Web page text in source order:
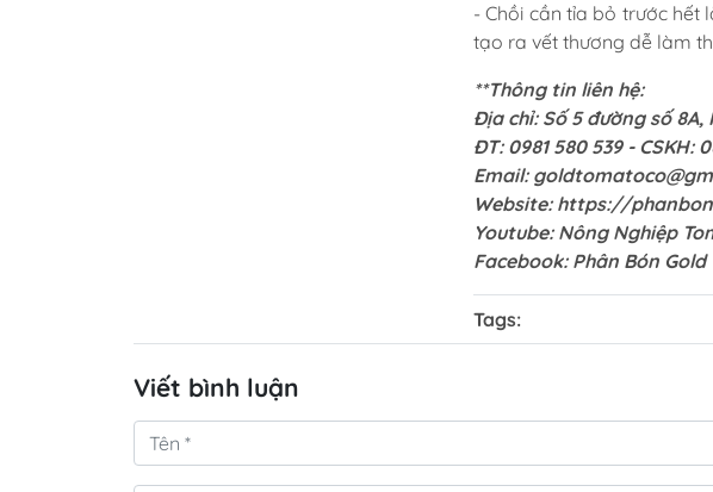
- Chồi cần tỉa bỏ trước hết
tạo ra vết thương dễ làm
**Thông tin liên hệ:
Địa chỉ: Số 5 đường số 8A,
ĐT: 0981 580 539 - CSKH:
Email:
Website: https://
Youtube: Nông Nghiệp
Facebook: Phân Bón
Tags:
Viết bình luận